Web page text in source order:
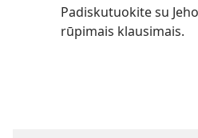
Padiskutuokite su
rūpimais klausimais.